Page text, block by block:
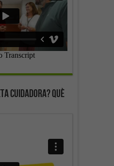
cuidadora? Què